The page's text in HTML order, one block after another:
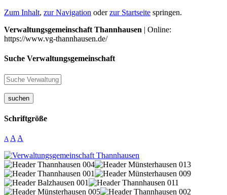
Zum Inhalt, zur Navigation oderzur Startseite springen.
Verwaltungsgemeinschaft Thannhausen | Online:
https://www.vg-thannhausen.de/
Suche Verwaltungsgemeinschaft
suchen
Schriftgröße
A A A